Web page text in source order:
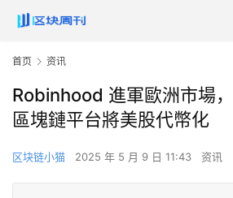
首页 资讯
Robinhood 進軍歐洲市場
區塊鏈平台將美股代幣化
区块链小猫 2025 年 5 月 9 日 11:43 资讯